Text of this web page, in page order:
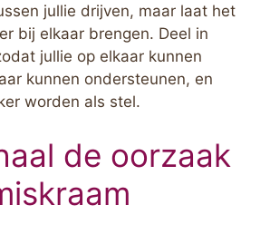
jullie drijven, maar laat het
bij elkaar brengen. Deel in
jullie op elkaar kunnen
kunnen ondersteunen, en
worden als stel.
de oorzaak